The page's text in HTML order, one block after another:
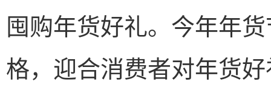
囤购年货好礼。今年年
格，迎合消费者对年货